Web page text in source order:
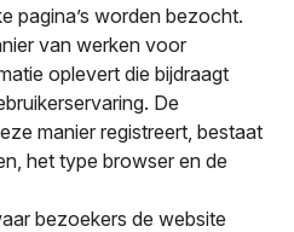
pagina’s worden bezocht.
van werken voor
oplevert die bijdraagt
De
manier registreert, bestaat
het type browser en de
bezoekers de website